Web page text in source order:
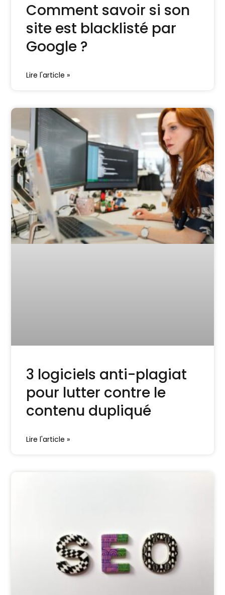
Comment savoir si son
site est blacklisté par
Google ?
Lire l'article »
3 logiciels anti-plagiat
pour lutter contre le
contenu dupliqué
Lire l'article »